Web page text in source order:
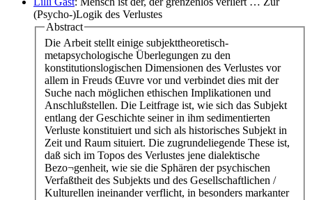
(Psycho-)Logik des Verlustes
Abstract
Die Arbeit stellt einige subjekttheoretisch-
metapsychologische Überlegungen zu den
konstitutionslogischen Dimensionen des Verlustes vor
allem in Freuds Œuvre vor und verbindet dies mit der
Suche nach möglichen ethischen Implikationen und
Anschlußstellen. Die Leitfrage ist, wie sich das Subjekt
entlang der Geschichte seiner in ihm sedimentierten
Verluste konstituiert und sich als historisches Subjekt in
Zeit und Raum situiert. Die zugrundeliegende These ist,
daß sich im Topos des Verlustes jene dialektische
Bezo¬genheit, wie sie die Sphären der psychischen
Verfaßtheit des Subjekts und des Gesellschaftlichen /
Kulturellen ineinander verflicht, in besonders markanter